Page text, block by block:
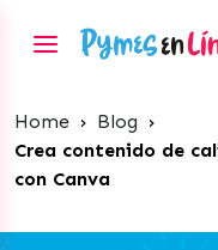
Home › Blog ›
Crea contenido de
con Canva